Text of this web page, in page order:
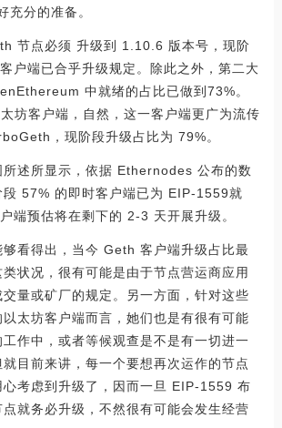
充分的准备。
节点必须 升级到 1.10.6 版本号，现阶
户端已合乎升级规定。除此之外，第二大
中就绪的占比已做到73%。
坊客户端，自然，这一客户端更广为流传
，现阶段升级占比为 79%。
所述所显示，依据 Ethernodes 公布的数
段 57% 的即时客户端已为 EIP-1559就
端预估将在剩下的 2-3 天开展升级。
够看得出，当今 Geth 客户端升级占比最
状况，很有可能是由于节点营运商应用
量或矿厂的规定。另一方面，针对这些
太坊客户端而言，她们也是有很有可能
作中，或者等候观查是不是有一切进一
目前来讲，每一个要想再次运作的节点
心考虑到升级了，因而一旦 EIP-1559 布
就务必升级，不然很有可能会发生经营